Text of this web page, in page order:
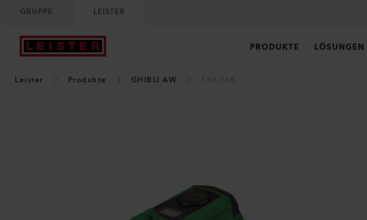
GRUPPE LEISTER
PRODUKTE LÖSUNGEN
Leister Produkte GHIBLI AW